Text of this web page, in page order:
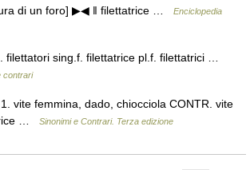
di un foro] ▶◀ ‖ filettatrice …
Enciclopedia
filettatori sing.f. filettatrice pl.f. filettatrici …
contrari
vite femmina, dado, chiocciola CONTR. vite
…
Sinonimi e Contrari. Terza edizione